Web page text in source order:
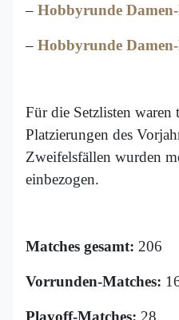
– Hobbyrunde
– Hobbyrunde
Für die Setzlisten
Platzierungen des
Zweifelsfällen wurden
einbezogen.
Matches gesamt: 206
Vorrunden-Matches:
Playoff-Matches: 28